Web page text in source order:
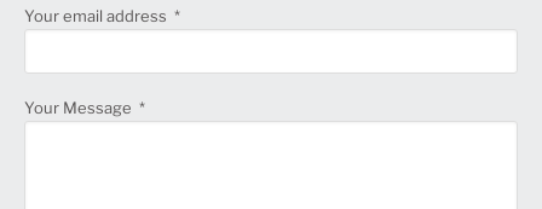
Your email address
Your Message